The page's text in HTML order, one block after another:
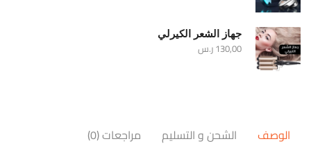
جهاز الشعر الكيرلي
130,00ر.س
الوصف الشحن و التسليم
مراجعات (0)